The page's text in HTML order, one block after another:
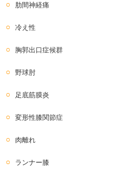
肋間神経痛
冷え性
胸郭出口症候群
野球肘
足底筋膜炎
変形性膝関節症
肉離れ
ランナー膝